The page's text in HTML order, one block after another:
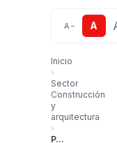
A − A
Inicio
›
Sector
Construcción
y
arquitectura
›
PARAGUAY: Escasez de cemento llega al 40% por problemas en cementera ajena a la INC